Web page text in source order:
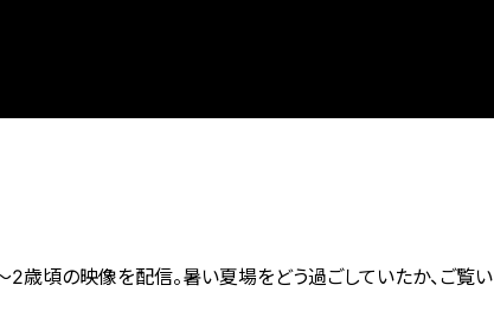
歳頃の映像を配信。暑い夏場をどう過ごしていたか、ご覧い